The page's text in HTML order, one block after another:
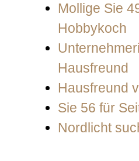
Mollige Sie
Hobbykoch
Hausfreund
Hausfreund
Sie 56 für
Nordlicht